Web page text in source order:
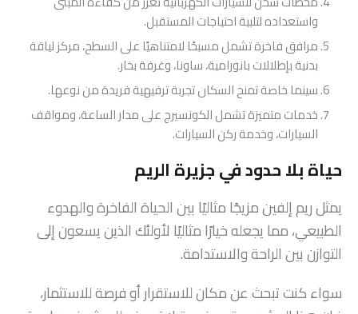
واستعداده لتلبية احتياجات المستقبل.
مرافق فاخرة تشمل مسبحًا لامتناهيًا على السطح، مركز لياقة
بدنية بإطلالات بانورامية، ساونا، وغرفة بخار.
سينما خاصة تمنح السكان تجربة ترفيهية فريدة من نوعها.
خدمات متميزة تشمل الكونسيرج على مدار الساعة، ومواقف
السيارات، وخدمة ركن السيارات.
حياة بلا حدود في جزيرة الريم
يمثل ريم إلفين مزيجًا مثاليًا بين الحياة الفاخرة والهدوء
الطبيعي، مما يجعله خيارًا مثاليًا لأولئك الذين يسعون إلى
التوازن بين الراحة والاستدامة.
سواء كنت تبحث عن مكان للاستقرار أو فرصة للاستثمار،